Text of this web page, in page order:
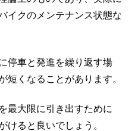
イクのメンテナンス状態な
停車と発進を繰り返す場
短くなることがあります。
最大限に引き出すために
けると良いでしょう。